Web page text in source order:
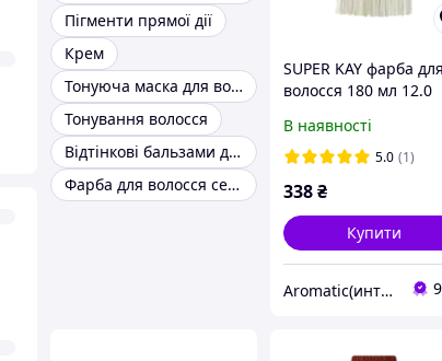
Пігменти прямої дії
Крем
Тонуюча маска для волосся
Тонування волосся
Відтінкові бальзами для волосся
Фарба для волосся сенко палітра
SUPER KAY фарба для
волосся 180 мл 12.0
платиновий
натуральний блондин
В наявності
5.0 (1)
338₴
Купити
Aromatic(интернет- магазин)